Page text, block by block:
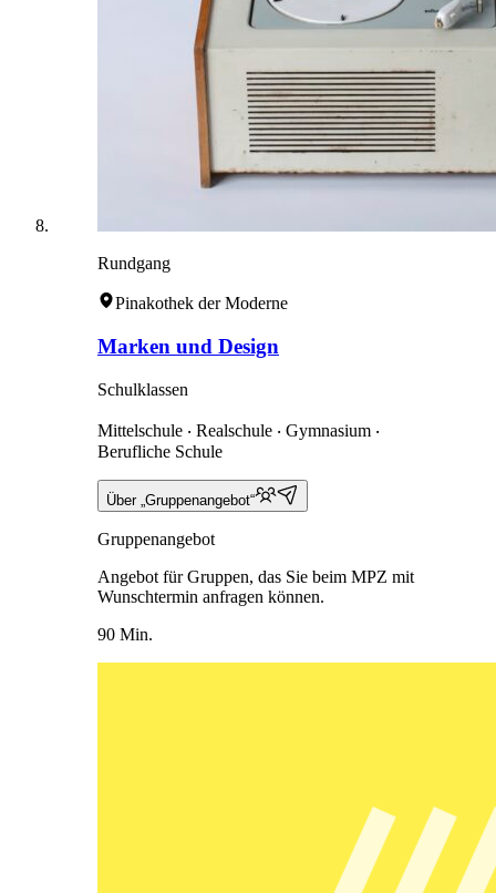
Rundgang
Pinakothek der Moderne
Marken und Design
Schulklassen
Mittelschule ‧ Realschule ‧ Gymnasium ‧
Berufliche Schule
Über „Gruppenangebot“
Gruppenangebot
Angebot für Gruppen, das Sie beim MPZ mit
Wunschtermin anfragen können.
90 Min.